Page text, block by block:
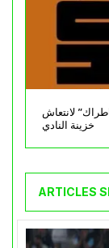
لانتعاش
خزينة النادي
ARTICLES